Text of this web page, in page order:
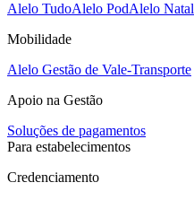
Alelo TudoAlelo PodAlelo Natal
Mobilidade
Alelo Gestão de Vale-Transporte
Apoio na Gestão
Soluções de pagamentos
Para estabelecimentos
Credenciamento